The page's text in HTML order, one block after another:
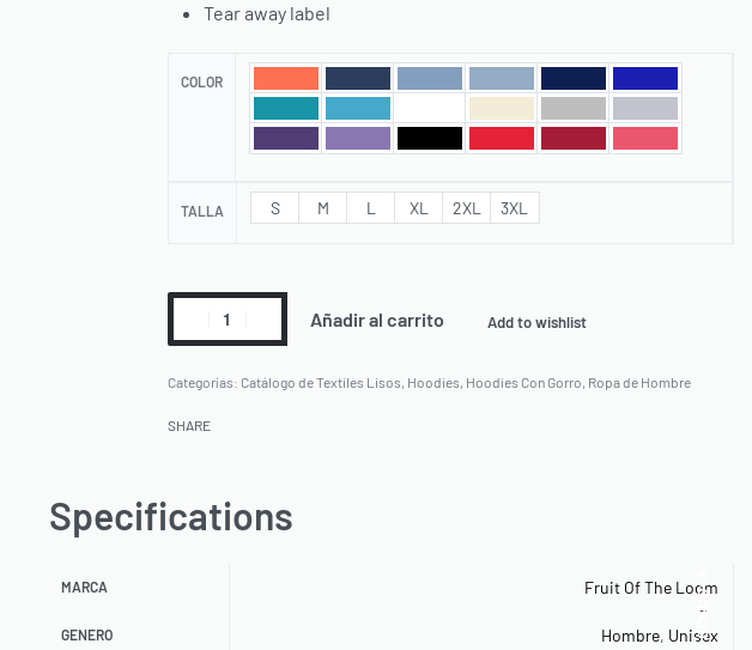
Tear away label
COLOR
TALLA S M L XL 2XL 3XL
Añadir al carrito Add to wishlist
Categorías: Catálogo de Textiles Lisos, Hoodies, Hoodies Con Gorro, Ropa de Hombre
SHARE
Specifications
MARCA Fruit Of The Loom
GENERO Hombre, Unisex
Facebook